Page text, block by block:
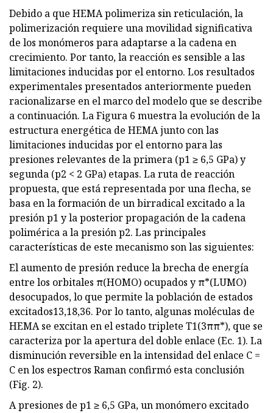
Debido a que HEMA polimeriza sin reticulación, la
polimerización requiere una movilidad significativa
de los monómeros para adaptarse a la cadena en
crecimiento. Por tanto, la reacción es sensible a las
limitaciones inducidas por el entorno. Los resultados
experimentales presentados anteriormente pueden
racionalizarse en el marco del modelo que se describe
a continuación. La Figura 6 muestra la evolución de la
estructura energética de HEMA junto con las
limitaciones inducidas por el entorno para las
presiones relevantes de la primera (p1 ≥ 6,5 GPa) y
segunda (p2 < 2 GPa) etapas. La ruta de reacción
propuesta, que está representada por una flecha, se
basa en la formación de un birradical excitado a la
presión p1 y la posterior propagación de la cadena
polimérica a la presión p2. Las principales
características de este mecanismo son las siguientes:
El aumento de presión reduce la brecha de energía
entre los orbitales π(HOMO) ocupados y π*(LUMO)
desocupados, lo que permite la población de estados
excitados13,18,36. Por lo tanto, algunas moléculas de
HEMA se excitan en el estado triplete T1(3ππ*), que se
caracteriza por la apertura del doble enlace (Ec. 1). La
disminución reversible en la intensidad del enlace C =
C en los espectros Raman confirmó esta conclusión
(Fig. 2).
A presiones de p1 ≥ 6,5 GPa, un monómero excitado